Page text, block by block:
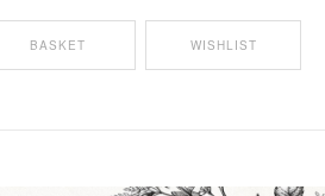
BASKET WISHLIST